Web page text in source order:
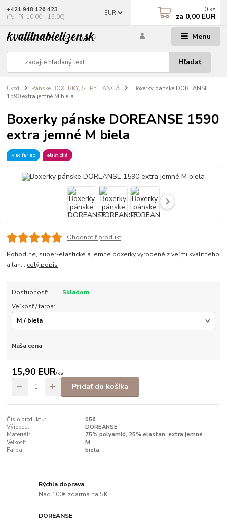
Menu
EUR
Hľadať
+421 948 126 423
(Po.-Pi. 10.00 - 15.00)
0 ks
za 0,00 EUR
Úvod Pánske BOXERKY, SLIPY, TANGÁ
Boxerky pánske DOREANSE
1590 extra jemné M biela
Boxerky pánske DOREANSE 1590
extra jemné M biela
viac farieb elastické
Ohodnotiť produkt
Pohodlné, super-elastické a jemné boxerky vyrobené z veľmi kvalitného
a ľah... celý popis
Dostupnosť:
Skladom
Veľkosť / farba:
Naša cena
15,90 EUR/ks
Pridať do košíka
Číslo produktu:
056
Výrobca:
DOREANSE
Materiál:
75% polyamid, 25% elastan, extra jemné
Veľkosť:
M
Farba:
biela
Rýchla doprava
Nad 100€ zdarma na SK
DOREANSE